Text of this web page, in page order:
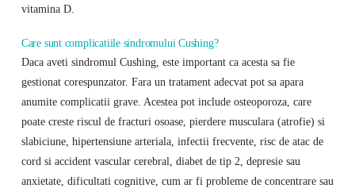
vitamina D.
Care sunt complicatiile sindromului Cushing?
Daca aveti sindromul Cushing, este important ca acesta sa fie
gestionat corespunzator. Fara un tratament adecvat pot sa apara
anumite complicatii grave. Acestea pot include osteoporoza, care
poate creste riscul de fracturi osoase, pierdere musculara (atrofie) si
slabiciune, hipertensiune arteriala, infectii frecvente, risc de atac de
cord si accident vascular cerebral, diabet de tip 2, depresie sau
anxietate, dificultati cognitive, cum ar fi probleme de concentrare sau